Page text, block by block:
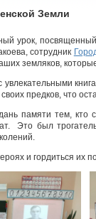
Земли
урок,
сотрудник
земляков,
увлекательными
предков, что
памяти тем,
Это был
и гордиться их